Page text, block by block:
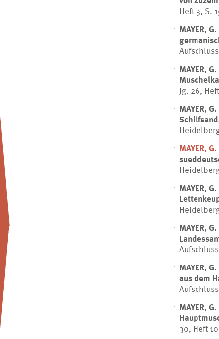
Heft 3, S.
MAYER, G.
MAYER, G.
Jg. 26,
MAYER, G.
MAYER, G.
MAYER, G.
MAYER, G.
MAYER, G.
aus dem
MAYER, G.
30, Heft